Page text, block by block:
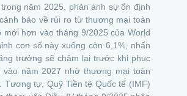
năm 2025, phản ánh sự ổn định
báo về rủi ro từ thương mại toàn
mới hơn vào tháng 9/2025 của World
con số này xuống còn 6,1%, nhấn
trưởng sẽ chậm lại trước khi phục
vào năm 2027 nhờ thương mại toàn
Tương tự, Quỹ Tiền tệ Quốc tế (IMF)